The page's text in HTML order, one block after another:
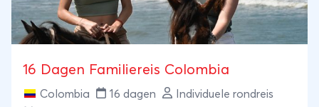
16 Dagen Familiereis Colombia
Colombia 16 dagen
Individuele rondreis